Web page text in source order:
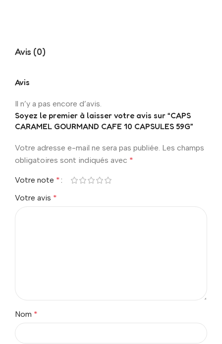
Avis (0)
Avis
Il n’y a pas encore d’avis.
Soyez le premier à laisser votre avis sur “CAPS
CARAMEL GOURMAND CAFE 10 CAPSULES 59G”
Votre adresse e-mail ne sera pas publiée. Les champs
obligatoires sont indiqués avec *
Votre note *
Votre avis *
Nom *